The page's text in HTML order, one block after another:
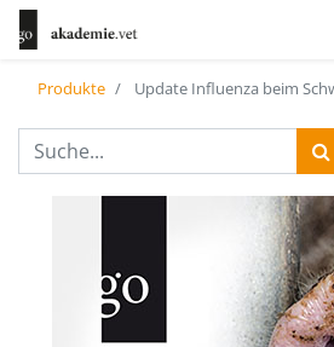
Produkte Update Influenza beim